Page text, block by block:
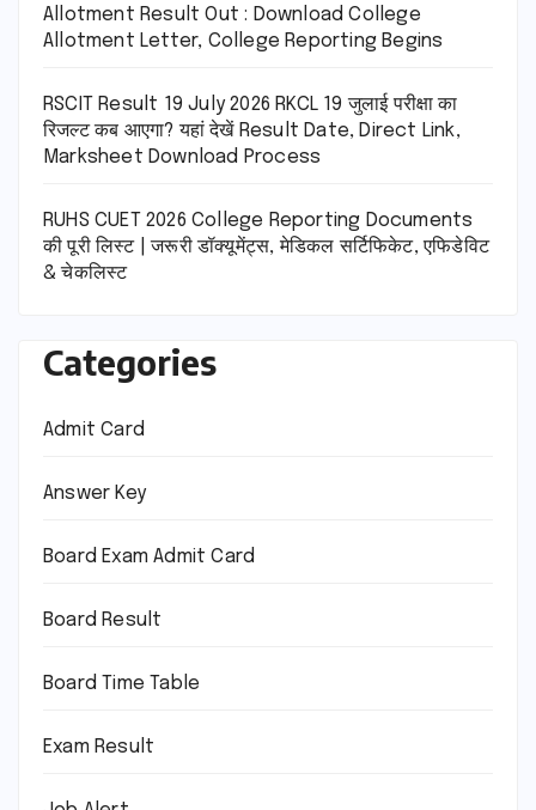
Allotment Result Out : Download College
Allotment Letter, College Reporting Begins
RSCIT Result 19 July 2026 RKCL 19 जुलाई परीक्षा का
रिजल्ट कब आएगा? यहां देखें Result Date, Direct Link,
Marksheet Download Process
RUHS CUET 2026 College Reporting Documents
की पूरी लिस्ट | जरूरी डॉक्यूमेंट्स, मेडिकल सर्टिफिकेट, एफिडेविट
& चेकलिस्ट
Categories
Admit Card
Answer Key
Board Exam Admit Card
Board Result
Board Time Table
Exam Result